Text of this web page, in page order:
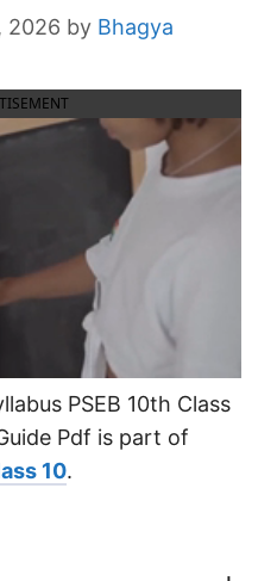
2026 by Bhagya
PSEB 10th Class
Pdf is part of
10.